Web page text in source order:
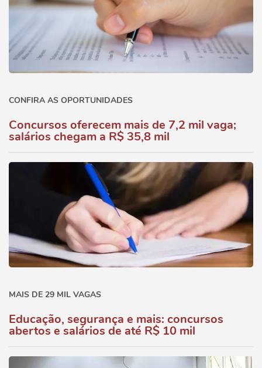
CONFIRA AS OPORTUNIDADES
Concursos oferecem mais de 7,2 mil vaga;
salários chegam a R$ 35,8 mil
MAIS DE 29 MIL VAGAS
Educação, segurança e mais: concursos
abertos e salários de até R$ 10 mil